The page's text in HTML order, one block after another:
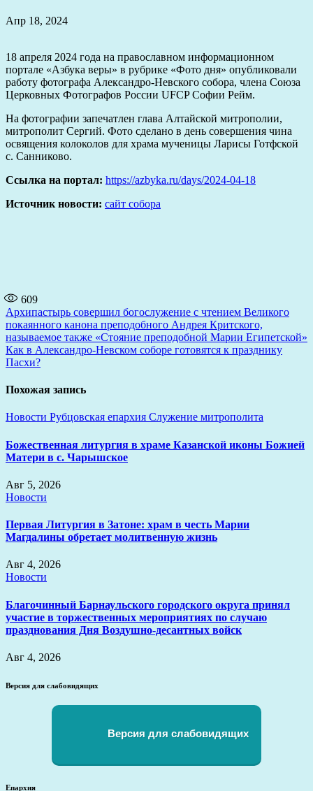
Апр 18, 2024
18 апреля 2024 года на православном информационном
портале «Азбука веры» в рубрике «Фото дня» опубликовали
работу фотографа Александро-Невского собора, члена Союза
Церковных Фотографов России UFCP Софии Рейм.
На фотографии запечатлен глава Алтайской митрополии,
митрополит Сергий. Фото сделано в день совершения чина
освящения колоколов для храма мученицы Ларисы Готфской
с. Санниково.
Ссылка на портал: https://azbyka.ru/days/2024-04-18
Источник новости: сайт собора
609
Навигация
по
записям
Архипастырь совершил богослужение с чтением Великого
покаянного канона преподобного Андрея Критского,
называемое также «Стояние преподобной Марии Египетской»
Как в Александро-Невском соборе готовятся к празднику
Пасхи?
Похожая запись
Новости Рубцовская епархия Служение митрополита
Божественная литургия в храме Казанской иконы Божией
Матери в с. Чарышское
Авг 5, 2026
Новости
Первая Литургия в Затоне: храм в честь Марии
Магдалины обретает молитвенную жизнь
Авг 4, 2026
Новости
Благочинный Барнаульского городского округа принял
участие в торжественных мероприятиях по случаю
празднования Дня Воздушно-десантных войск
Авг 4, 2026
Версия для слабовидящих
Версия для слабовидящих
Епархия